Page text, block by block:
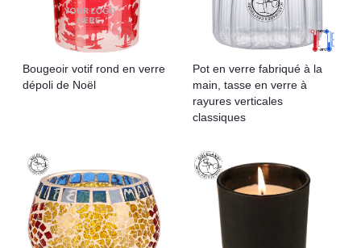
Bougeoir votif rond en verre
dépoli de Noël
Pot en verre fabriqué à la
main, tasse en verre à
rayures verticales
classiques